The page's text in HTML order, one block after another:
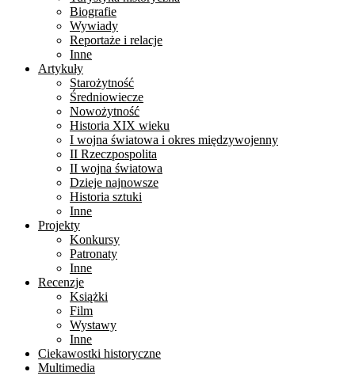
Biografie
Wywiady
Reportaże i relacje
Inne
Artykuły
Starożytność
Średniowiecze
Nowożytność
Historia XIX wieku
I wojna światowa i okres międzywojenny
II Rzeczpospolita
II wojna światowa
Dzieje najnowsze
Historia sztuki
Inne
Projekty
Konkursy
Patronaty
Inne
Recenzje
Książki
Film
Wystawy
Inne
Ciekawostki historyczne
Multimedia